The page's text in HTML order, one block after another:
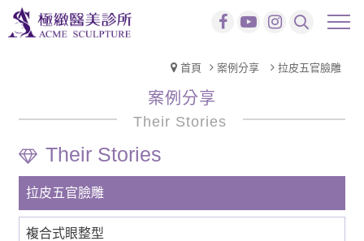
首頁 案例分享 拉皮五官臉雕
案例分享
Their Stories
拉皮五官臉雕
複合式眼整型